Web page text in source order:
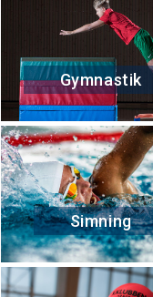
Gymnastik
Simning